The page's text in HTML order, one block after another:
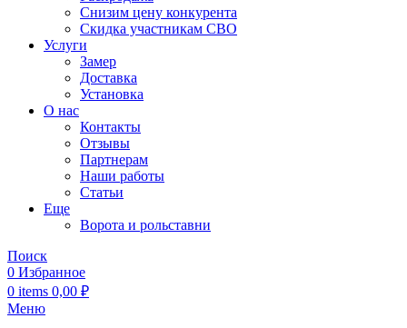
Снизим цену конкурента
Скидка участникам СВО
Услуги
Замер
Доставка
Установка
О нас
Контакты
Отзывы
Партнерам
Наши работы
Статьи
Еще
Ворота и рольставни
Поиск
0 Избранное
0 items 0,00 ₽
Меню